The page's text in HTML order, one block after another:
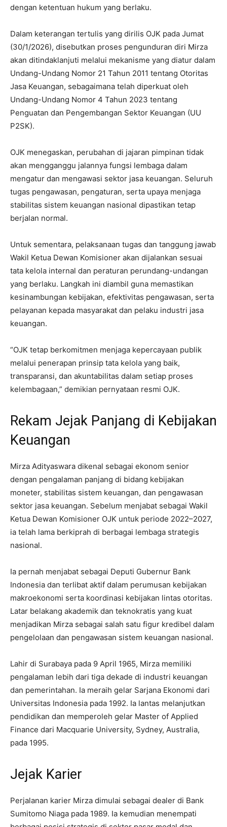
dengan ketentuan hukum yang berlaku.
Dalam keterangan tertulis yang dirilis OJK pada Jumat
(30/1/2026), disebutkan proses pengunduran diri Mirza
akan ditindaklanjuti melalui mekanisme yang diatur dalam
Undang-Undang Nomor 21 Tahun 2011 tentang Otoritas
Jasa Keuangan, sebagaimana telah diperkuat oleh
Undang-Undang Nomor 4 Tahun 2023 tentang
Penguatan dan Pengembangan Sektor Keuangan (UU
P2SK).
OJK menegaskan, perubahan di jajaran pimpinan tidak
akan mengganggu jalannya fungsi lembaga dalam
mengatur dan mengawasi sektor jasa keuangan. Seluruh
tugas pengawasan, pengaturan, serta upaya menjaga
stabilitas sistem keuangan nasional dipastikan tetap
berjalan normal.
Untuk sementara, pelaksanaan tugas dan tanggung jawab
Wakil Ketua Dewan Komisioner akan dijalankan sesuai
tata kelola internal dan peraturan perundang-undangan
yang berlaku. Langkah ini diambil guna memastikan
kesinambungan kebijakan, efektivitas pengawasan, serta
pelayanan kepada masyarakat dan pelaku industri jasa
keuangan.
“OJK tetap berkomitmen menjaga kepercayaan publik
melalui penerapan prinsip tata kelola yang baik,
transparansi, dan akuntabilitas dalam setiap proses
kelembagaan,” demikian pernyataan resmi OJK.
Rekam Jejak Panjang di Kebijakan
Keuangan
Mirza Adityaswara dikenal sebagai ekonom senior
dengan pengalaman panjang di bidang kebijakan
moneter, stabilitas sistem keuangan, dan pengawasan
sektor jasa keuangan. Sebelum menjabat sebagai Wakil
Ketua Dewan Komisioner OJK untuk periode 2022–2027,
ia telah lama berkiprah di berbagai lembaga strategis
nasional.
Ia pernah menjabat sebagai Deputi Gubernur Bank
Indonesia dan terlibat aktif dalam perumusan kebijakan
makroekonomi serta koordinasi kebijakan lintas otoritas.
Latar belakang akademik dan teknokratis yang kuat
menjadikan Mirza sebagai salah satu figur kredibel dalam
pengelolaan dan pengawasan sistem keuangan nasional.
Lahir di Surabaya pada 9 April 1965, Mirza memiliki
pengalaman lebih dari tiga dekade di industri keuangan
dan pemerintahan. Ia meraih gelar Sarjana Ekonomi dari
Universitas Indonesia pada 1992. Ia lantas melanjutkan
pendidikan dan memperoleh gelar Master of Applied
Finance dari Macquarie University, Sydney, Australia,
pada 1995.
Jejak Karier
Perjalanan karier Mirza dimulai sebagai dealer di Bank
Sumitomo Niaga pada 1989. Ia kemudian menempati